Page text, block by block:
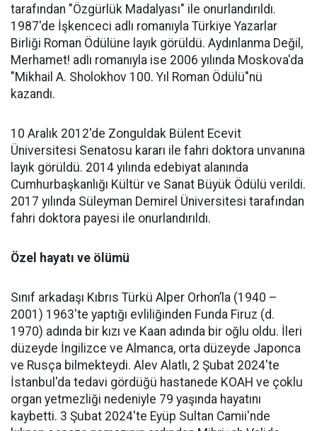
tarafından "Özgürlük Madalyası" ile onurlandırıldı.
1987'de İşkenceci adlı romanıyla Türkiye Yazarlar
Birliği Roman Ödülüne layık görüldü. Aydınlanma Değil,
Merhamet! adlı romanıyla ise 2006 yılında Moskova'da
"Mikhail A. Sholokhov 100. Yıl Roman Ödülü"nü
kazandı.
10 Aralık 2012'de Zonguldak Bülent Ecevit
Üniversitesi Senatosu kararı ile fahri doktora unvanına
layık görüldü. 2014 yılında edebiyat alanında
Cumhurbaşkanlığı Kültür ve Sanat Büyük Ödülü verildi.
2017 yılında Süleyman Demirel Üniversitesi tarafından
fahri doktora payesi ile onurlandırıldı.
Özel hayatı ve ölümü
Sınıf arkadaşı Kıbrıs Türkü Alper Orhon’la (1940 –
2001) 1963'te yaptığı evliliğinden Funda Firuz (d.
1970) adında bir kızı ve Kaan adında bir oğlu oldu. İleri
düzeyde İngilizce ve Almanca, orta düzeyde Japonca
ve Rusça bilmekteydi. Alev Alatlı, 2 Şubat 2024'te
İstanbul'da tedavi gördüğü hastanede KOAH ve çoklu
organ yetmezliği nedeniyle 79 yaşında hayatını
kaybetti. 3 Şubat 2024'te Eyüp Sultan Camii'nde